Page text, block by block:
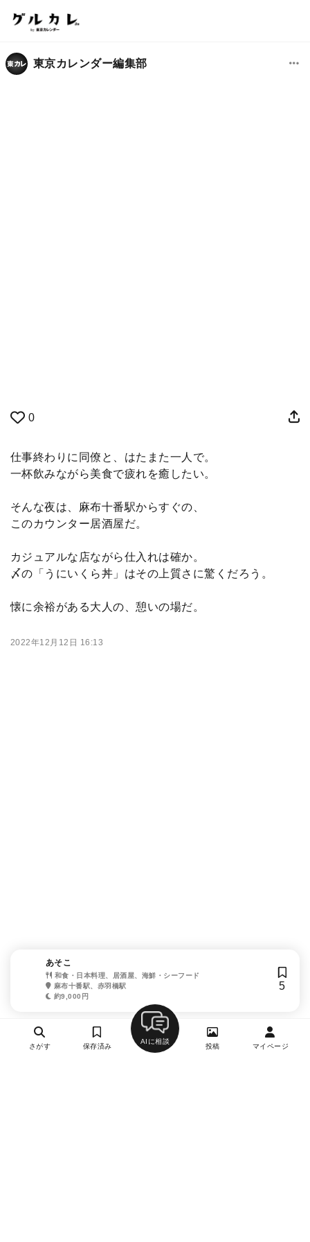
東京カレンダー編集部
0
仕事終わりに同僚と、はたまた一人で。
一杯飲みながら美食で疲れを癒したい。
そんな夜は、麻布十番駅からすぐの、
このカウンター居酒屋だ。
カジュアルな店ながら仕入れは確か。
〆の「うにいくら丼」はその上質さに驚くだろう。
懐に余裕がある大人の、憩いの場だ。
2022年12月12日 16:13
あそこ
和食・日本料理、居酒屋、海鮮・シーフード
麻布十番駅、赤羽橋駅
約9,000円
5
さがす 保存済み
AIに相談
投稿 マイページ